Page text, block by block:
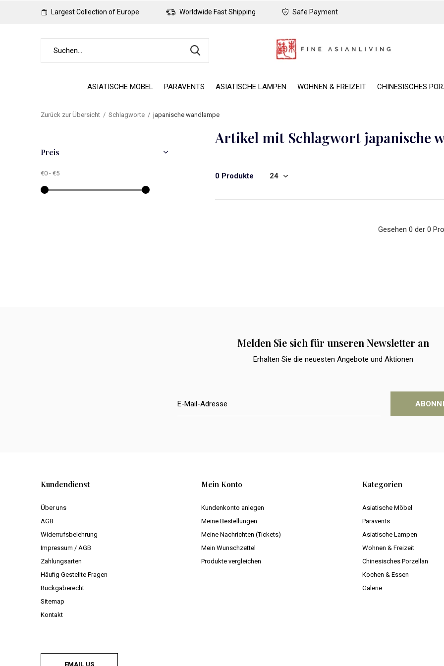
ASIATISCHE MÖBEL PARAVENTS ASIATISCHE LAMPEN WOHNEN & FREIZEIT CHINESISCHES
Largest Collection of Europe Worldwide Fast Shipping Safe Payment
Zurück zur Übersicht Schlagworte japanische wandlampe
Artikel mit Schlagwort japanische
0 Produkte
Gesehen 0 der 0
Preis
€0 - €5
Melden Sie sich für unseren Newsletter an
Erhalten Sie die neuesten Angebote und Aktionen
Kundendienst
Über uns
AGB
Widerrufsbelehrung
Impressum / AGB
Zahlungsarten
Häufig Gestellte Fragen
Rückgaberecht
Sitemap
Kontakt
Mein Konto
Kundenkonto anlegen
Meine Bestellungen
Meine Nachrichten (Tickets)
Mein Wunschzettel
Produkte vergleichen
Kategorien
Asiatische Möbel
Paravents
Asiatische Lampen
Wohnen & Freizeit
Chinesisches Porzellan
Kochen & Essen
Galerie
EMAIL US